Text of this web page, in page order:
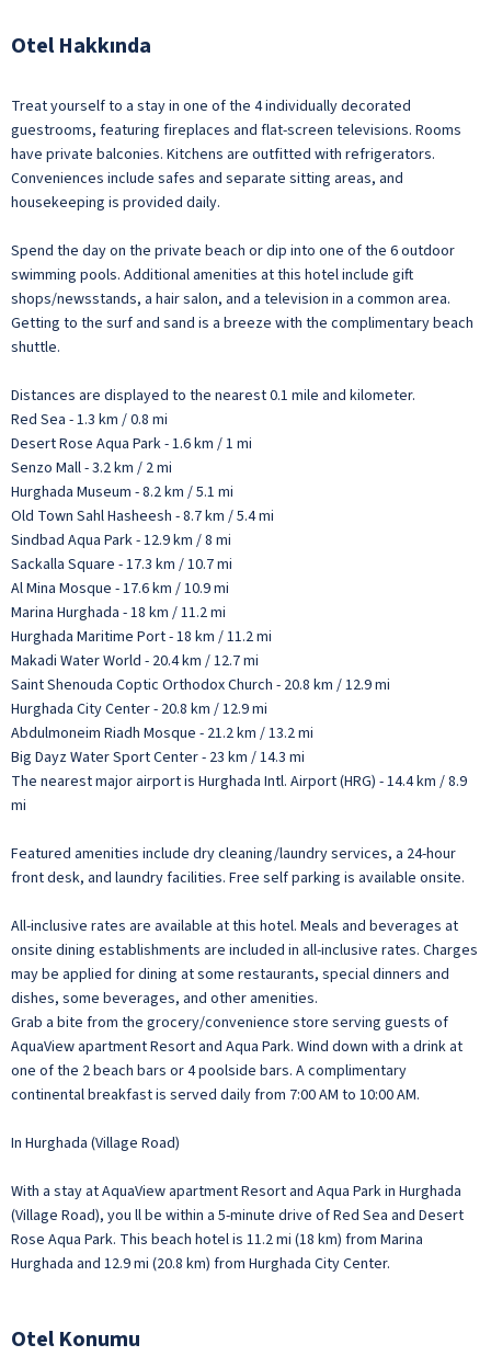
Otel Hakkında
Treat yourself to a stay in one of the 4 individually decorated
guestrooms, featuring fireplaces and flat-screen televisions. Rooms
have private balconies. Kitchens are outfitted with refrigerators.
Conveniences include safes and separate sitting areas, and
housekeeping is provided daily.
Spend the day on the private beach or dip into one of the 6 outdoor
swimming pools. Additional amenities at this hotel include gift
shops/newsstands, a hair salon, and a television in a common area.
Getting to the surf and sand is a breeze with the complimentary beach
shuttle.
Distances are displayed to the nearest 0.1 mile and kilometer.
Red Sea - 1.3 km / 0.8 mi
Desert Rose Aqua Park - 1.6 km / 1 mi
Senzo Mall - 3.2 km / 2 mi
Hurghada Museum - 8.2 km / 5.1 mi
Old Town Sahl Hasheesh - 8.7 km / 5.4 mi
Sindbad Aqua Park - 12.9 km / 8 mi
Sackalla Square - 17.3 km / 10.7 mi
Al Mina Mosque - 17.6 km / 10.9 mi
Marina Hurghada - 18 km / 11.2 mi
Hurghada Maritime Port - 18 km / 11.2 mi
Makadi Water World - 20.4 km / 12.7 mi
Saint Shenouda Coptic Orthodox Church - 20.8 km / 12.9 mi
Hurghada City Center - 20.8 km / 12.9 mi
Abdulmoneim Riadh Mosque - 21.2 km / 13.2 mi
Big Dayz Water Sport Center - 23 km / 14.3 mi
The nearest major airport is Hurghada Intl. Airport (HRG) - 14.4 km / 8.9
mi
Featured amenities include dry cleaning/laundry services, a 24-hour
front desk, and laundry facilities. Free self parking is available onsite.
All-inclusive rates are available at this hotel. Meals and beverages at
onsite dining establishments are included in all-inclusive rates. Charges
may be applied for dining at some restaurants, special dinners and
dishes, some beverages, and other amenities.
Grab a bite from the grocery/convenience store serving guests of
AquaView apartment Resort and Aqua Park. Wind down with a drink at
one of the 2 beach bars or 4 poolside bars. A complimentary
continental breakfast is served daily from 7:00 AM to 10:00 AM.
In Hurghada (Village Road)
With a stay at AquaView apartment Resort and Aqua Park in Hurghada
(Village Road), you ll be within a 5-minute drive of Red Sea and Desert
Rose Aqua Park. This beach hotel is 11.2 mi (18 km) from Marina
Hurghada and 12.9 mi (20.8 km) from Hurghada City Center.
Otel Konumu